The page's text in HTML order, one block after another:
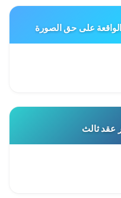
على حق الصورة
عقد ثالث